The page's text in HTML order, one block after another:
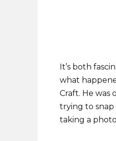
It’s both
what
Craft. He was
trying to snap
taking a